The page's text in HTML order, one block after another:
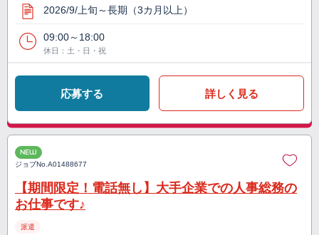
2026/9/上旬～長期（3カ月以上）
09:00～18:00
休日：土・日・祝
応募する 詳しく見る
NEW
ジョブNo.A01488677
【期間限定！電話無し】大手企業での人事総務の
お仕事です♪
派遣